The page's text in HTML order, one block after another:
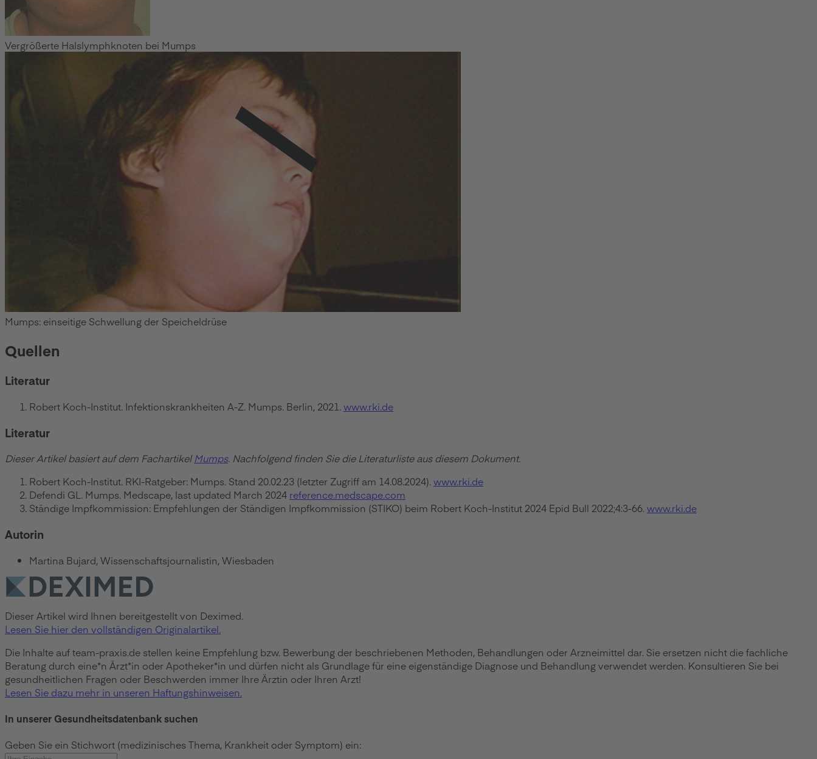
Vergrößerte Halslymphknoten bei Mumps
Mumps: einseitige Schwellung der Speicheldrüse
Quellen
Literatur
Robert Koch-Institut. Infektionskrankheiten A-Z. Mumps. Berlin, 2021. www.rki.de
Literatur
Dieser Artikel basiert auf dem FachartikelMumps. Nachfolgend finden Sie die Literaturliste aus diesem Dokument.
Robert Koch-Institut. RKI-Ratgeber: Mumps. Stand 20.02.23 (letzter Zugriff am 14.08.2024).www.rki.de
Defendi GL. Mumps. Medscape, last updated March 2024 reference.medscape.com
Ständige Impfkommission: Empfehlungen der Ständigen Impfkommission (STIKO) beim Robert Koch-Institut 2024 Epid Bull 2022;4:3-66.www.rki.de
Autorin
Martina Bujard, Wissenschaftsjournalistin, Wiesbaden
Dieser Artikel wird Ihnen bereitgestellt von Deximed.
Lesen Sie hier den vollständigen Originalartikel.
Die Inhalte auf team-praxis.de stellen keine Empfehlung bzw. Bewerbung der beschriebenen Methoden, Behandlungen oder Arzneimittel dar. Sie ersetzen nicht die fachliche
Beratung durch eine*n Ärzt*in oder Apotheker*in und dürfen nicht als Grundlage für eine eigenständige Diagnose und Behandlung verwendet werden. Konsultieren Sie bei
gesundheitlichen Fragen oder Beschwerden immer Ihre Ärztin oder Ihren Arzt!
Lesen Sie dazu mehr in unseren Haftungshinweisen.
In unserer Gesundheitsdatenbank suchen
Geben Sie ein Stichwort (medizinisches Thema, Krankheit oder Symptom) ein: